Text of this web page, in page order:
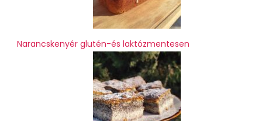
Narancskenyér glutén-és laktózmentesen